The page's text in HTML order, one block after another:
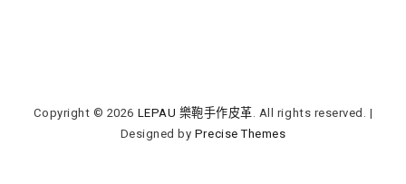
Copyright © 2026 LEPAU 樂鞄手作皮革. All rights reserved. |
Designed by Precise Themes